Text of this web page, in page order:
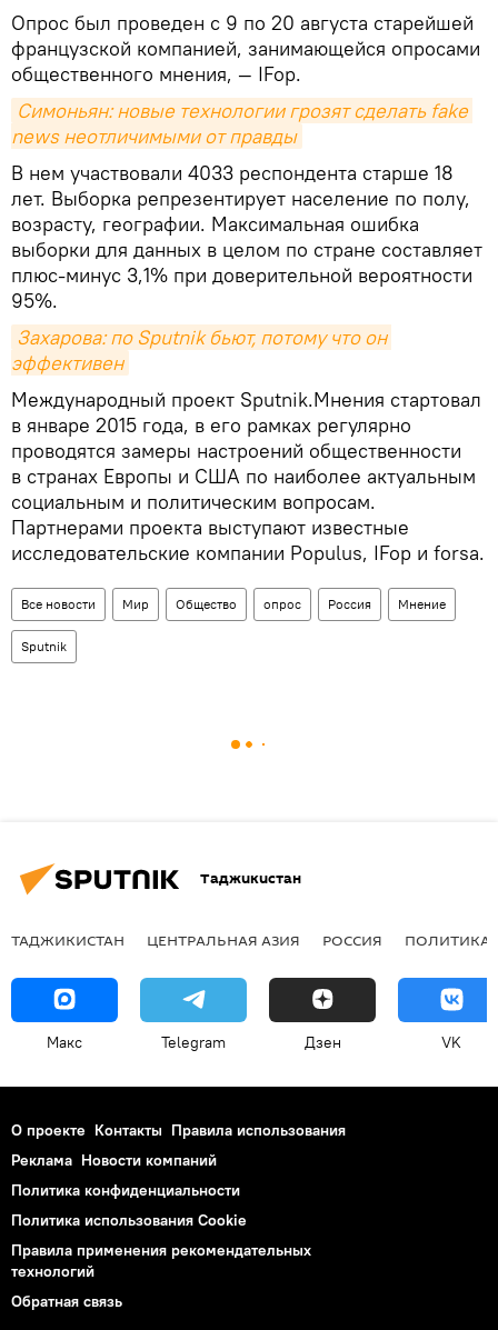
Опрос был проведен с 9 по 20 августа старейшей
французской компанией, занимающейся опросами
общественного мнения, — IFop.
Симоньян: новые технологии грозят сделать fake
news неотличимыми от правды
В нем участвовали 4033 респондента старше 18
лет. Выборка репрезентирует население по полу,
возрасту, географии. Максимальная ошибка
выборки для данных в целом по стране составляет
плюс-минус 3,1% при доверительной вероятности
95%.
Захарова: по Sputnik бьют, потому что он
эффективен
Международный проект Sputnik.Мнения стартовал
в январе 2015 года, в его рамках регулярно
проводятся замеры настроений общественности
в странах Европы и США по наиболее актуальным
социальным и политическим вопросам.
Партнерами проекта выступают известные
исследовательские компании Populus, IFop и forsa.
Все новости Мир Общество опрос Россия Мнение
Sputnik
Таджикистан
ТАДЖИКИСТАН ЦЕНТРАЛЬНАЯ АЗИЯ РОССИЯ ПОЛИТИКА
Макс Telegram Дзен VK
О проекте Контакты Правила использования
Реклама Новости компаний
Политика конфиденциальности
Политика использования Cookie
Правила применения рекомендательных
технологий
Обратная связь